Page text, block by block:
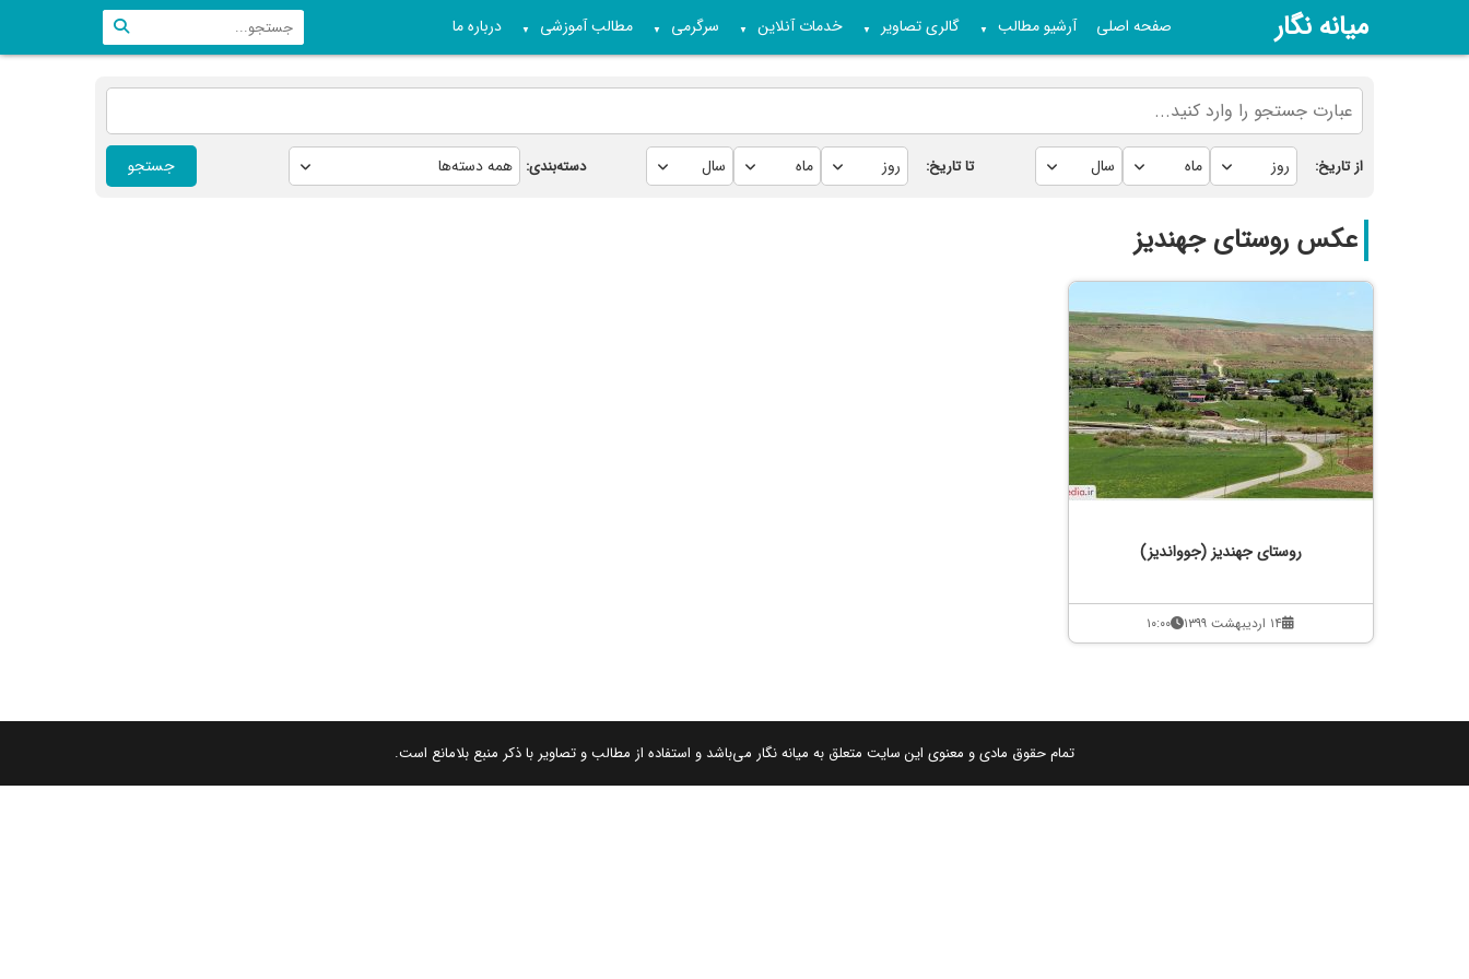
میانه نگار صفحه اصلی آرشیو مطالب ▼ گالری تصاویر ▼ خدمات آنلاین ▼ سرگرمی ▼ مطالب آموزشی ▼ درباره ما
از تاریخ: تا تاریخ: دسته‌بندی: جستجو
عکس روستای جهندیز
روستای جهندیز (جوواندیز)
۱۴ اردیبهشت ۱۳۹۹ ۱۰:۰۰
تمام حقوق مادی و معنوی این سایت متعلق به میانه نگار می‌باشد و استفاده از مطالب و تصاویر با ذکر منبع بلامانع است.